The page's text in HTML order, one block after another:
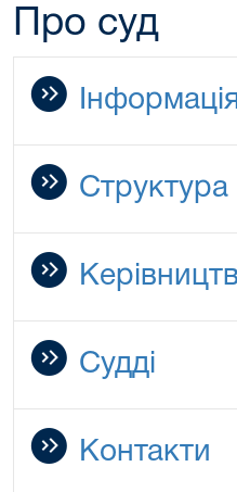
Про суд
Структура
Судді
Контакти